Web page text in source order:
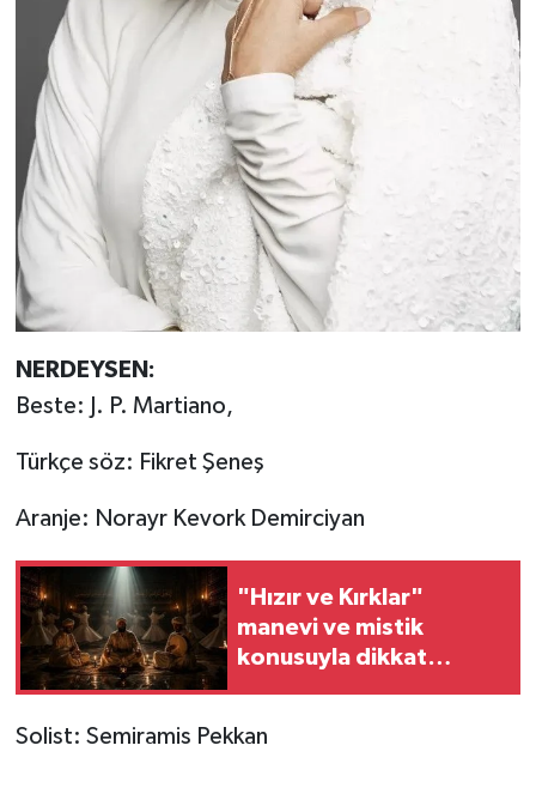
NERDEYSEN:
Beste: J. P. Martiano,
Türkçe söz: Fikret Şeneş
Aranje: Norayr Kevork Demirciyan
"Hızır ve Kırklar"
manevi ve mistik
konusuyla dikkat
Solist: Semiramis Pekkan